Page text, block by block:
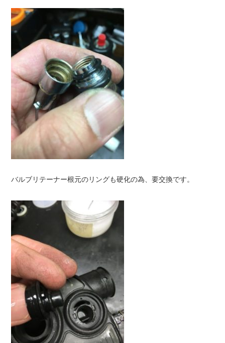
バルブリテーナー根元のリングも硬化の為、要交換です。